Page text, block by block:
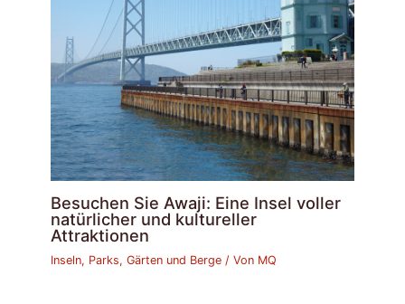
Besuchen Sie Awaji: Eine Insel voller
natürlicher und kultureller
Attraktionen
Inseln, Parks, Gärten und Berge / Von MQ